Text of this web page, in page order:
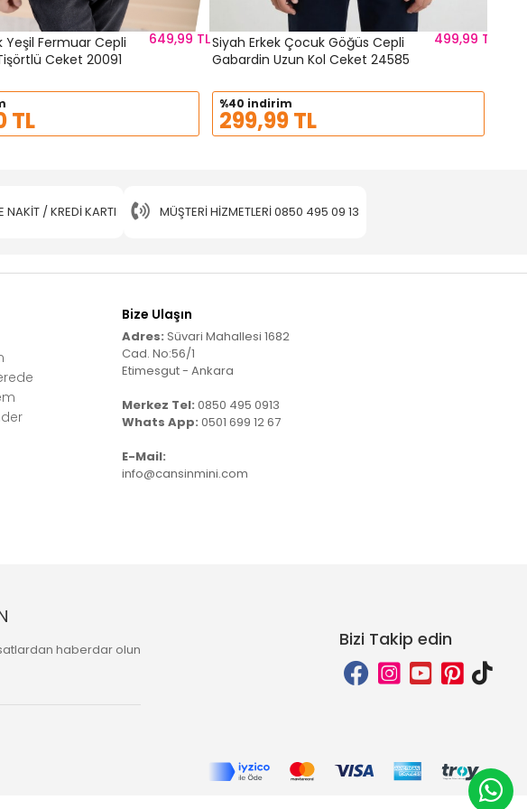
Yeşil Fermuar Cepli
Tişörtlü Ceket 20091
649,99 TL
TL
Siyah Erkek Çocuk Göğüs Cepli
Gabardin Uzun Kol Ceket 24585
499,99 TL
%40 indirim
299,99 TL
NAKİT / KREDİ KARTI MÜŞTERI HIZMETLERI0850 495 09 13
Bize Ulaşın
Adres: Süvari Mahallesi 1682
Cad. No:56/1
Etimesgut - Ankara
Merkez Tel: 0850 495 0913
Whats App: 0501 699 12 67
E-Mail:
info@cansinmini.com
haberdar olun Bizi Takip edin